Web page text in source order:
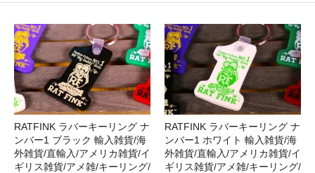
RATFINK ラバーキーリング ナ
ンバー1 ブラック 輸入雑貨/海
外雑貨/直輸入/アメリカ雑貨/イ
ギリス雑貨/アメ雑/キーリング/
RATFINK ラバーキーリング ナ
ンバー1 ホワイト 輸入雑貨/海
外雑貨/直輸入/アメリカ雑貨/イ
ギリス雑貨/アメ雑/キーリング/